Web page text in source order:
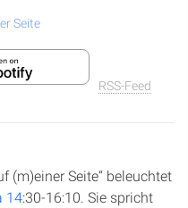
Seite
RSS-Feed
(m)einer Seite“ beleuchtet
14:30-16:10. Sie spricht